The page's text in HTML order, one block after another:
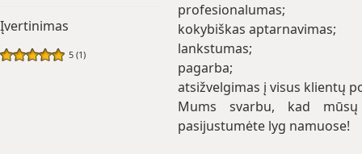
Įvertinimas
5 (1)
profesionalumas;
kokybiškas aptarnavimas;
lankstumas;
pagarba;
atsižvelgimas į visus klientų
Mums svarbu, kad mūsų
pasijustumėte lyg namuose!